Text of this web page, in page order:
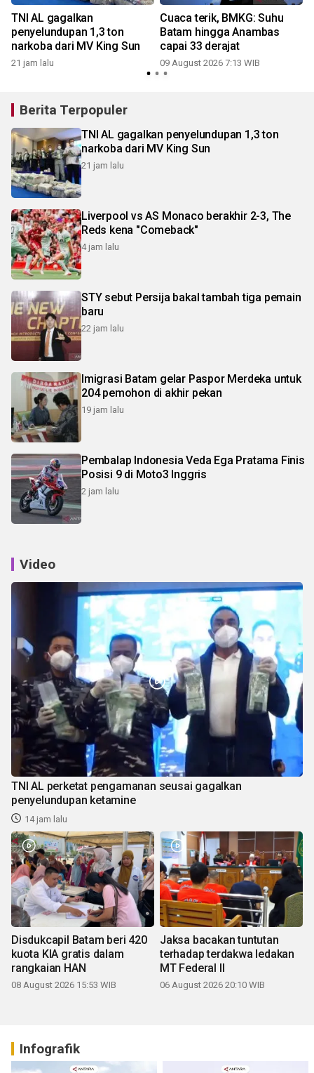
TNI AL gagalkan
penyelundupan 1,3 ton
narkoba dari MV King Sun
21 jam lalu
Cuaca terik, BMKG: Suhu
Batam hingga Anambas
capai 33 derajat
09 August 2026 7:13 WIB
Berita Terpopuler
TNI AL gagalkan penyelundupan 1,3 ton
narkoba dari MV King Sun
21 jam lalu
Liverpool vs AS Monaco berakhir 2-3, The
Reds kena "Comeback"
4 jam lalu
STY sebut Persija bakal tambah tiga pemain
baru
22 jam lalu
Imigrasi Batam gelar Paspor Merdeka untuk
204 pemohon di akhir pekan
19 jam lalu
Pembalap Indonesia Veda Ega Pratama Finis
Posisi 9 di Moto3 Inggris
2 jam lalu
Video
TNI AL perketat pengamanan seusai gagalkan
penyelundupan ketamine
14 jam lalu
Disdukcapil Batam beri 420
kuota KIA gratis dalam
rangkaian HAN
08 August 2026 15:53 WIB
Jaksa bacakan tuntutan
terhadap terdakwa ledakan
MT Federal II
06 August 2026 20:10 WIB
Infografik